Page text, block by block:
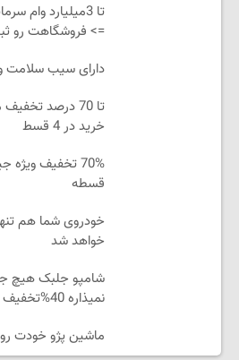
تا 3میلیارد وام
=> فروشگاهت رو
دارای سیب سلامت
تا 70 درصد
خرید در 4 قسط
قسطه
خودروی شما هم
خواهد شد
شامپو جلبک هیچ
نمیذاره 40%تخفیف
ماشین پژو خودت